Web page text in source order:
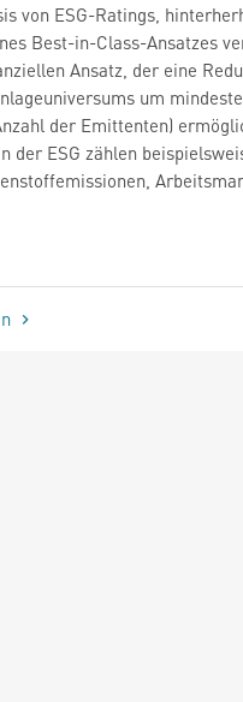
von ESG-Ratings,
Best-in-Class-Ansatzes
Ansatz, der eine
um
der Emittenten)
der ESG zählen